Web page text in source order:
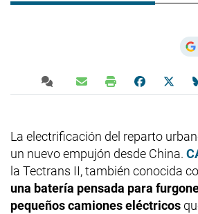
La electrificación del reparto
un nuevo empujón desde China.
la Tectrans II, también conocida
una batería pensada para
pequeños camiones eléctricos